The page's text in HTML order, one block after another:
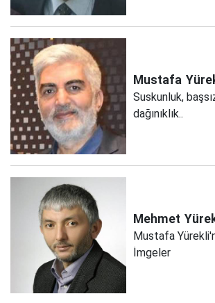
Mustafa
Suskunluk,
dağınıklık..
Mehmet
Mustafa
İmgeler